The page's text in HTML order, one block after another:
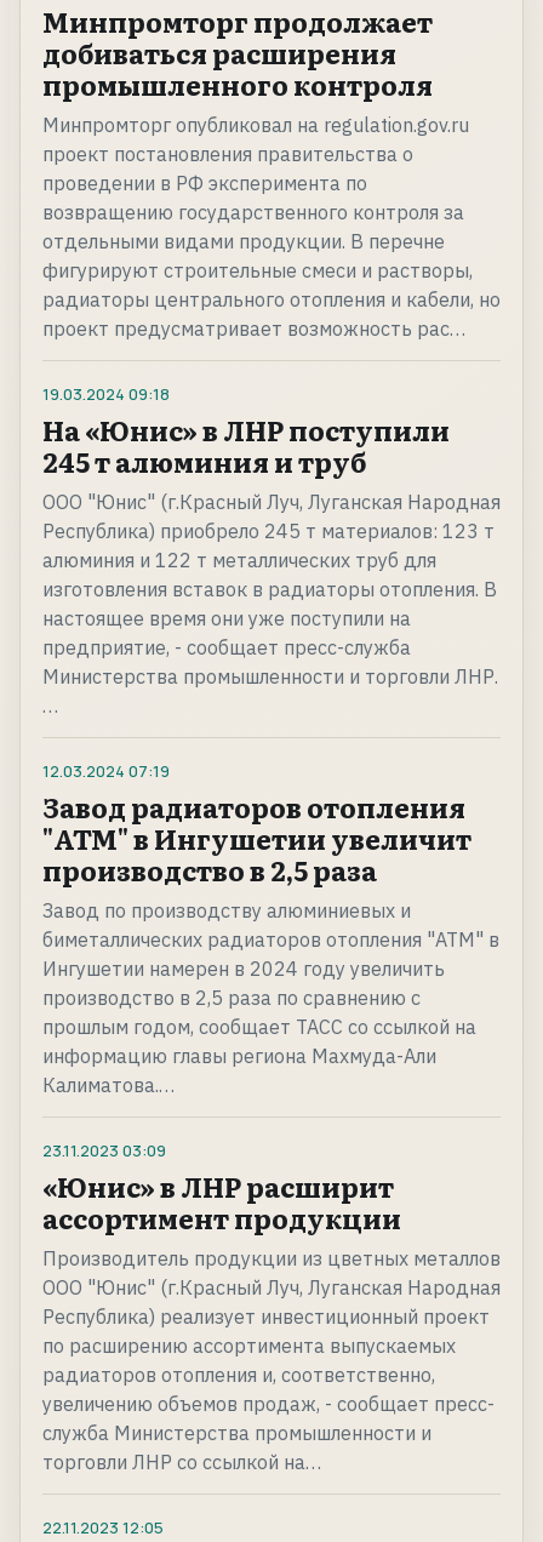
Минпромторг продолжает
добиваться расширения
промышленного контроля
Минпромторг опубликовал на regulation.gov.ru
проект постановления правительства о
проведении в РФ эксперимента по
возвращению государственного контроля за
отдельными видами продукции. В перечне
фигурируют строительные смеси и растворы,
радиаторы центрального отопления и кабели, но
проект предусматривает возможность рас…
19.03.2024 09:18
На «Юнис» в ЛНР поступили
245 т алюминия и труб
ООО "Юнис" (г.Красный Луч, Луганская Народная
Республика) приобрело 245 т материалов: 123 т
алюминия и 122 т металлических труб для
изготовления вставок в радиаторы отопления. В
настоящее время они уже поступили на
предприятие, - сообщает пресс-служба
Министерства промышленности и торговли ЛНР.
…
12.03.2024 07:19
Завод радиаторов отопления
"АТМ" в Ингушетии увеличит
производство в 2,5 раза
Завод по производству алюминиевых и
биметаллических радиаторов отопления "АТМ" в
Ингушетии намерен в 2024 году увеличить
производство в 2,5 раза по сравнению с
прошлым годом, сообщает ТАСС со ссылкой на
информацию главы региона Махмуда-Али
Калиматова.…
23.11.2023 03:09
«Юнис» в ЛНР расширит
ассортимент продукции
Производитель продукции из цветных металлов
ООО "Юнис" (г.Красный Луч, Луганская Народная
Республика) реализует инвестиционный проект
по расширению ассортимента выпускаемых
радиаторов отопления и, соответственно,
увеличению объемов продаж, - сообщает пресс-
служба Министерства промышленности и
торговли ЛНР со ссылкой на…
22.11.2023 12:05